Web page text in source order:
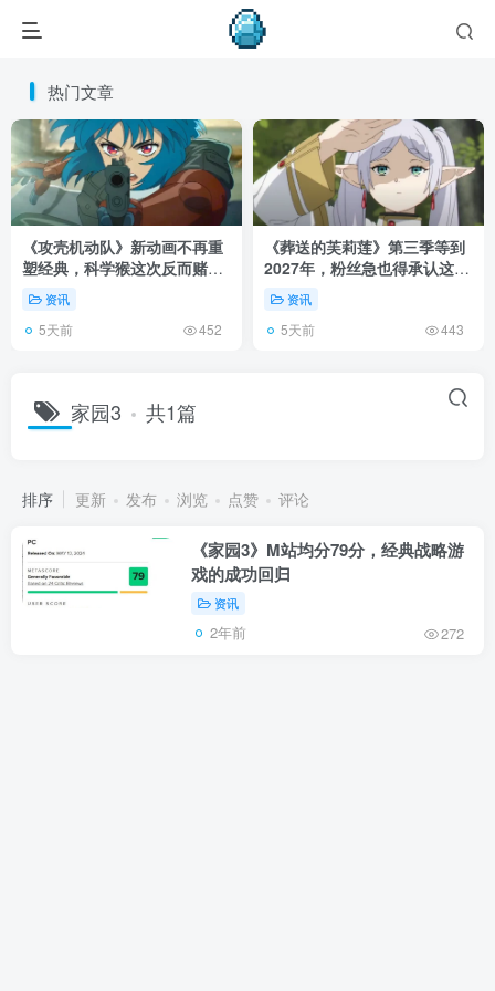
热门文章
《攻壳机动队》新动画不再重
塑经典，科学猴这次反而赌对
了！资讯
5天前 452
《葬送的芙莉莲》第三季等到
2027年，粉丝急也得承认这次
慢得有道理！
资讯
5天前 443
家园3 共1篇
排序 更新 发布 浏览 点赞 评论
《家园3》M站均分79分，经典战略游
戏的成功回归
资讯
2年前 272